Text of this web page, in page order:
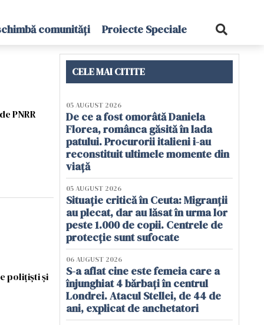
comunități Proiecte Speciale
PNRR
polițiști și
CELE MAI CITITE
05 AUGUST 2026
De ce a fost omorâtă Daniela
Florea, românca găsită în lada
patului. Procurorii italieni i-au
reconstituit ultimele momente din
viață
05 AUGUST 2026
Situație critică în Ceuta: Migranții
au plecat, dar au lăsat în urma lor
peste 1.000 de copii. Centrele de
protecție sunt sufocate
06 AUGUST 2026
S-a aflat cine este femeia care a
înjunghiat 4 bărbați în centrul
Londrei. Atacul Stellei, de 44 de
ani, explicat de anchetatori